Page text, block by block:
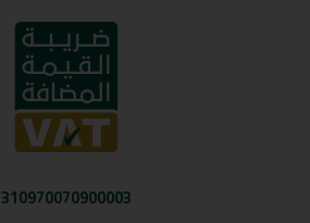
310970070900003